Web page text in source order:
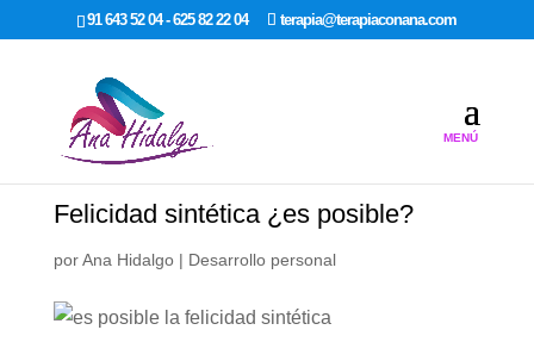
google-site-verification: google7dcda757e565a307.html
91 643 52 04 - 625 82 22 04 terapia@terapiaconana.com
Felicidad sintética ¿es posible?
porAna Hidalgo| Desarrollo personal